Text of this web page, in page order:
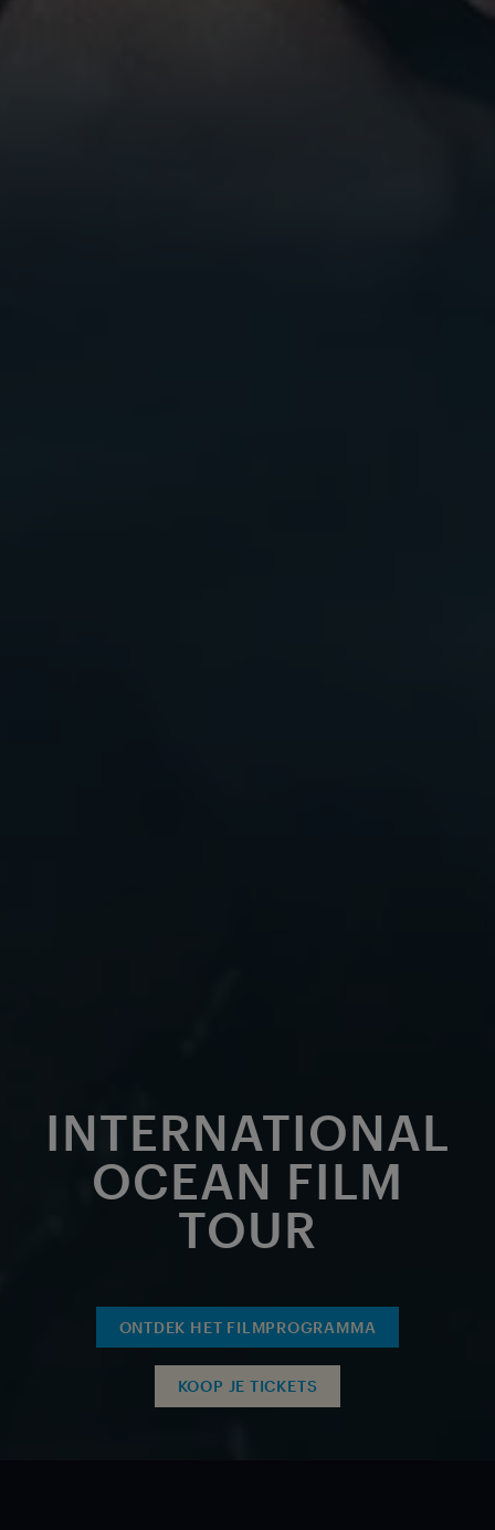
INTERNATIONAL
OCEAN FILM
TOUR
ONTDEK HET FILMPROGRAMMA
KOOP JE TICKETS